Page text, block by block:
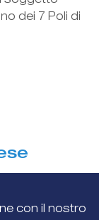
dei 7 Poli di
con il nostro